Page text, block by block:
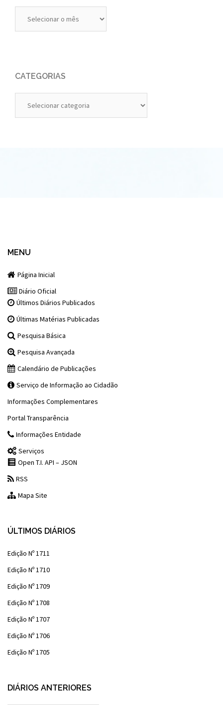
Anteriores
CATEGORIAS
MENU
Página Inicial
Diário Oficial
Últimos Diários Publicados
Últimas Matérias Publicadas
Pesquisa Básica
Pesquisa Avançada
Calendário de Publicações
Serviço de Informação ao Cidadão
Informações Complementares
Portal Transparência
Informações Entidade
Serviços
Open T.I. API – JSON
RSS
Mapa Site
ÚLTIMOS DIÁRIOS
Edição Nº 1711
Edição Nº 1710
Edição Nº 1709
Edição Nº 1708
Edição Nº 1707
Edição Nº 1706
Edição Nº 1705
DIÁRIOS ANTERIORES